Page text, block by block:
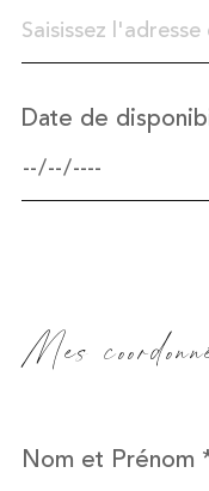
Date de
par
défaut
Mes
Nom et Prénom